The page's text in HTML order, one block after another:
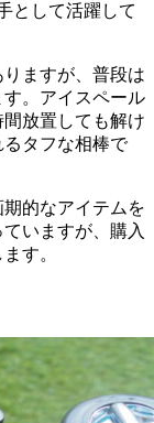
として活躍して
ますが、普段は
。アイスペール
放置しても解け
タフな相棒で
的なアイテムを
いますが、購入
す。